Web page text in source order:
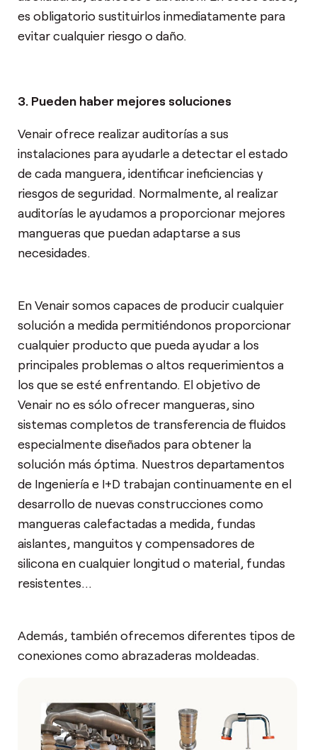
es obligatorio sustituirlos inmediatamente para
evitar cualquier riesgo o daño.
3. Pueden haber mejores soluciones
Venair ofrece realizar auditorías a sus
instalaciones para ayudarle a detectar el estado
de cada manguera, identificar ineficiencias y
riesgos de seguridad. Normalmente, al realizar
auditorías le ayudamos a proporcionar mejores
mangueras que puedan adaptarse a sus
necesidades.
En Venair somos capaces de producir cualquier
solución a medida permitiéndonos proporcionar
cualquier producto que pueda ayudar a los
principales problemas o altos requerimientos a
los que se esté enfrentando. El objetivo de
Venair no es sólo ofrecer mangueras, sino
sistemas completos de transferencia de fluidos
especialmente diseñados para obtener la
solución más óptima. Nuestros departamentos
de Ingeniería e I+D trabajan continuamente en el
desarrollo de nuevas construcciones como
mangueras calefactadas a medida, fundas
aislantes, manguitos y compensadores de
silicona en cualquier longitud o material, fundas
resistentes...
Además, también ofrecemos diferentes tipos de
conexiones como abrazaderas moldeadas.